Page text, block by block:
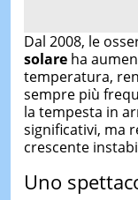
Dal 2008, le
solareha
temperatura,
sempre più
la tempesta in
significativi, ma
crescente
Uno